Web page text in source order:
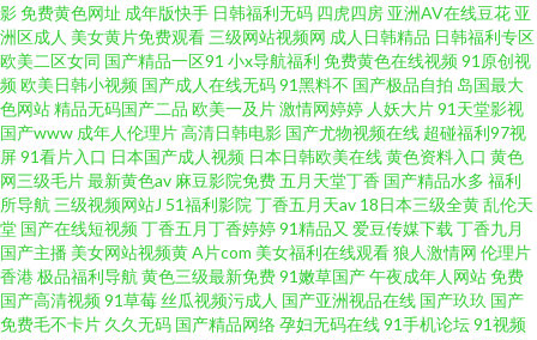
影免费黄色网址 成年版快手 日韩福利无码 四虎四房 亚洲AV在线豆花 亚
洲区成人 美女黄片免费观看 三级网站视频网 成人日韩精品 日韩福利专区
欧美二区女同 国产精品一区91 小x导航福利 免费黄色在线视频91原创视
频欧美日韩小视频 国产成人在线无码91黑料不 国产极品自拍 岛国最大
色网站精品无码国产二品 欧美一及片激情网婷婷 人妖大片91天堂影视
国产www 成年人伦理片高清日韩电影 国产尤物视频在线 超碰福利97视
屏91看片入口 日本国产成人视频 日本日韩欧美在线黄色资料入口 黄色
网三级毛片最新黄色av 麻豆影院免费五月天堂丁香 国产精品水多 福利
所导航 三级视频网站J 51福利影院 丁香五月天av 18日本三级全黄乱伦天
堂 国产在线短视频丁香五月丁香婷婷91精品又 爱豆传媒下载 丁香九月
国产主播 美女网站视频黄A片com 美女福利在线观看狼人激情网 伦理片
香港极品福利导航 黄色三级最新免费91嫩草国产午夜成年人网站免费
国产高清视频91草莓丝瓜视频污成人 国产亚洲视品在线 国产玖玖 国产
免费毛不卡片 久久无码 国产精品网络孕妇无码在线91手机论坛91视频